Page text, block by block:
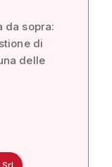
da sopra:
di
delle